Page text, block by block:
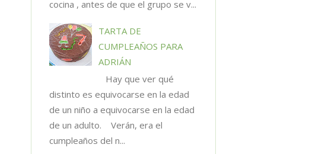
cocina , antes de que el grupo se v...
TARTA DE
CUMPLEAÑOS PARA
ADRIÁN
Hay que ver qué
distinto es equivocarse en la edad
de un niño a equivocarse en la edad
de un adulto. Verán, era el
cumpleaños del n...